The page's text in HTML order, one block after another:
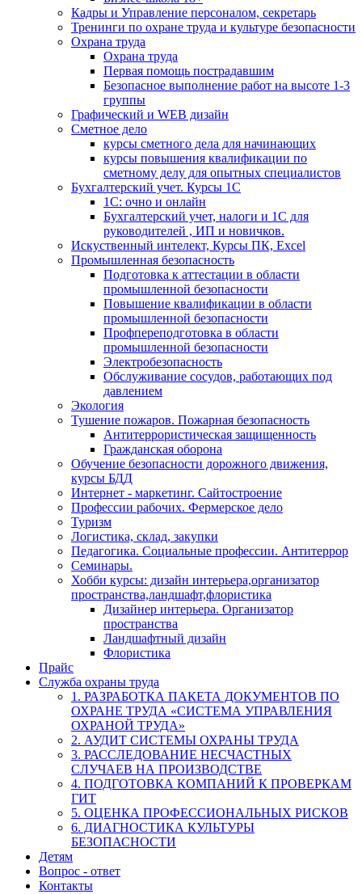
Кадры и Управление персоналом, секретарь
Тренинги по охране труда и культуре безопасности
Охрана труда
Охрана труда
Первая помощь пострадавшим
Безопасное выполнение работ на высоте 1-3
группы
Графический и WEB дизайн
Сметное дело
курсы сметного дела для начинающих
курсы повышения квалификации по
сметному делу для опытных специалистов
Бухгалтерский учет. Курсы 1С
1С: очно и онлайн
Бухгалтерский учет, налоги и 1С для
руководителей , ИП и новичков.
Искуственный интелект, Курсы ПК, Excel
Промышленная безопасность
Подготовка к аттестации в области
промышленной безопасности
Повышение квалификации в области
промышленной безопасности
Профпереподготовка в области
промышленной безопасности
Электробезопасность
Обслуживание сосудов, работающих под
давлением
Экология
Тушение пожаров. Пожарная безопасность
Антитеррористическая защищенность
Гражданская оборона
Обучение безопасности дорожного движения,
курсы БДД
Интернет - маркетинг. Сайтостроение
Профессии рабочих. Фермерское дело
Туризм
Логистика, склад, закупки
Педагогика. Социальные профессии. Антитеррор
Семинары.
Хобби курсы: дизайн интерьера,организатор
пространства,ландшафт,флористика
Дизайнер интерьера. Организатор
пространства
Ландшафтный дизайн
Флористика
Прайс
Служба охраны труда
1. РАЗРАБОТКА ПАКЕТА ДОКУМЕНТОВ ПО
ОХРАНЕ ТРУДА «СИСТЕМА УПРАВЛЕНИЯ
ОХРАНОЙ ТРУДА»
2. АУДИТ СИСТЕМЫ ОХРАНЫ ТРУДА
3. РАССЛЕДОВАНИЕ НЕСЧАСТНЫХ
СЛУЧАЕВ НА ПРОИЗВОДСТВЕ
4. ПОДГОТОВКА КОМПАНИЙ К ПРОВЕРКАМ
ГИТ
5. ОЦЕНКА ПРОФЕССИОНАЛЬНЫХ РИСКОВ
6. ДИАГНОСТИКА КУЛЬТУРЫ
БЕЗОПАСНОСТИ
Детям
Вопрос - ответ
Контакты